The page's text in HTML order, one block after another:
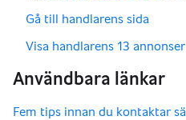
Gå till handlarens sida
Visa handlarens 13 annonser